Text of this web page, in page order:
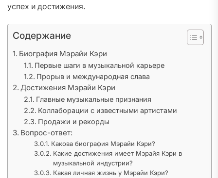
успех и достижения.
Содержание
Биография Мэрайи Кэри
Первые шаги в музыкальной карьере
Прорыв и международная слава
Достижения Мэрайи Кэри
Главные музыкальные признания
Коллаборации с известными артистами
Продажи и рекорды
Вопрос-ответ:
Какова биография Мэрайи Кэри?
Какие достижения имеет Мэрайя Кэри в
музыкальной индустрии?
Какая личная жизнь у Мэрайи Кэри?